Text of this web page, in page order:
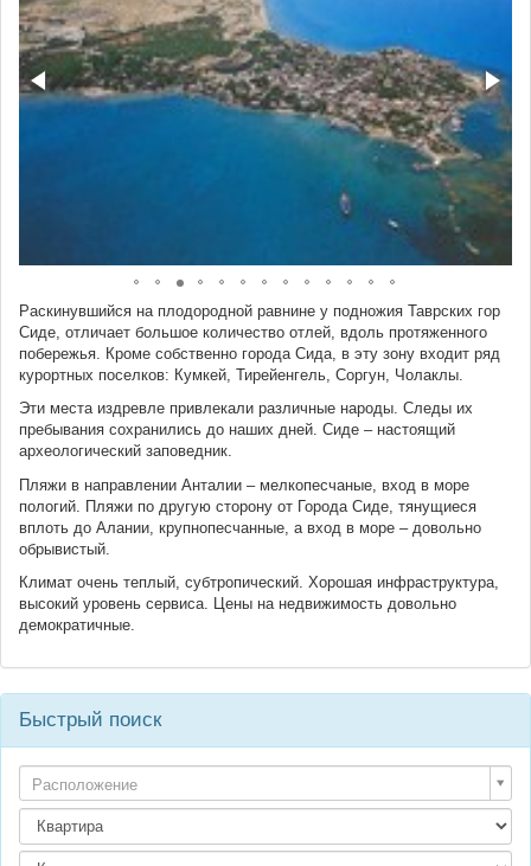
Раскинувшийся на плодородной равнине у подножия Таврских гор
Сиде, отличает большое количество отлей, вдоль протяженного
побережья. Кроме собственно города Сида, в эту зону входит ряд
курортных поселков: Кумкей, Тирейенгель, Соргун, Чолаклы.
Эти места издревле привлекали различные народы. Следы их
пребывания сохранились до наших дней. Сиде – настоящий
археологический заповедник.
Пляжи в направлении Анталии – мелкопесчаные, вход в море
пологий. Пляжи по другую сторону от Города Сиде, тянущиеся
вплоть до Алании, крупнопесчанные, а вход в море – довольно
обрывистый.
Климат очень теплый, субтропический. Хорошая инфраструктура,
высокий уровень сервиса. Цены на недвижимость довольно
демократичные.
Быстрый поиск
Расположение